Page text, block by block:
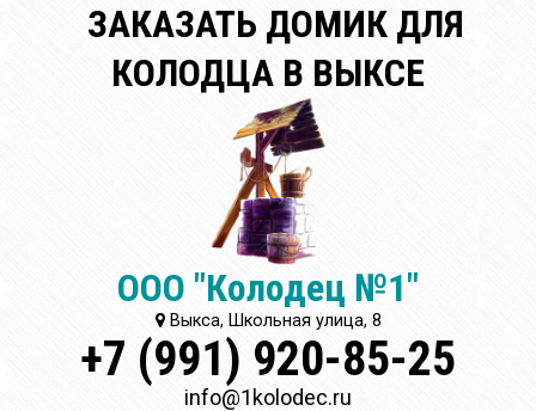
ЗАКАЗАТЬ ДОМИК ДЛЯ
КОЛОДЦА В ВЫКСЕ
ООО "Колодец №1"
Выкса, Школьная улица, 8
+7 (991) 920-85-25
info@1kolodec.ru